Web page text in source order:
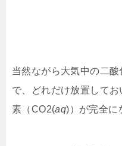
当然ながら大気中の二
で、どれだけ放置して
素（CO2(aq)）が完全に